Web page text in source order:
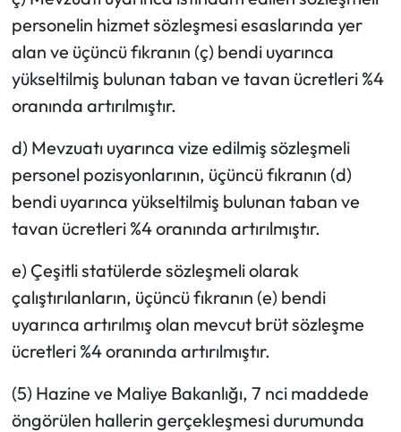
personelin hizmet sözleşmesi esaslarında yer
alan ve üçüncü fıkranın (ç) bendi uyarınca
yükseltilmiş bulunan taban ve tavan ücretleri %4
oranında artırılmıştır.
d) Mevzuatı uyarınca vize edilmiş sözleşmeli
personel pozisyonlarının, üçüncü fıkranın (d)
bendi uyarınca yükseltilmiş bulunan taban ve
tavan ücretleri %4 oranında artırılmıştır.
e) Çeşitli statülerde sözleşmeli olarak
çalıştırılanların, üçüncü fıkranın (e) bendi
uyarınca artırılmış olan mevcut brüt sözleşme
ücretleri %4 oranında artırılmıştır.
(5) Hazine ve Maliye Bakanlığı, 7 nci maddede
öngörülen hallerin gerçekleşmesi durumunda